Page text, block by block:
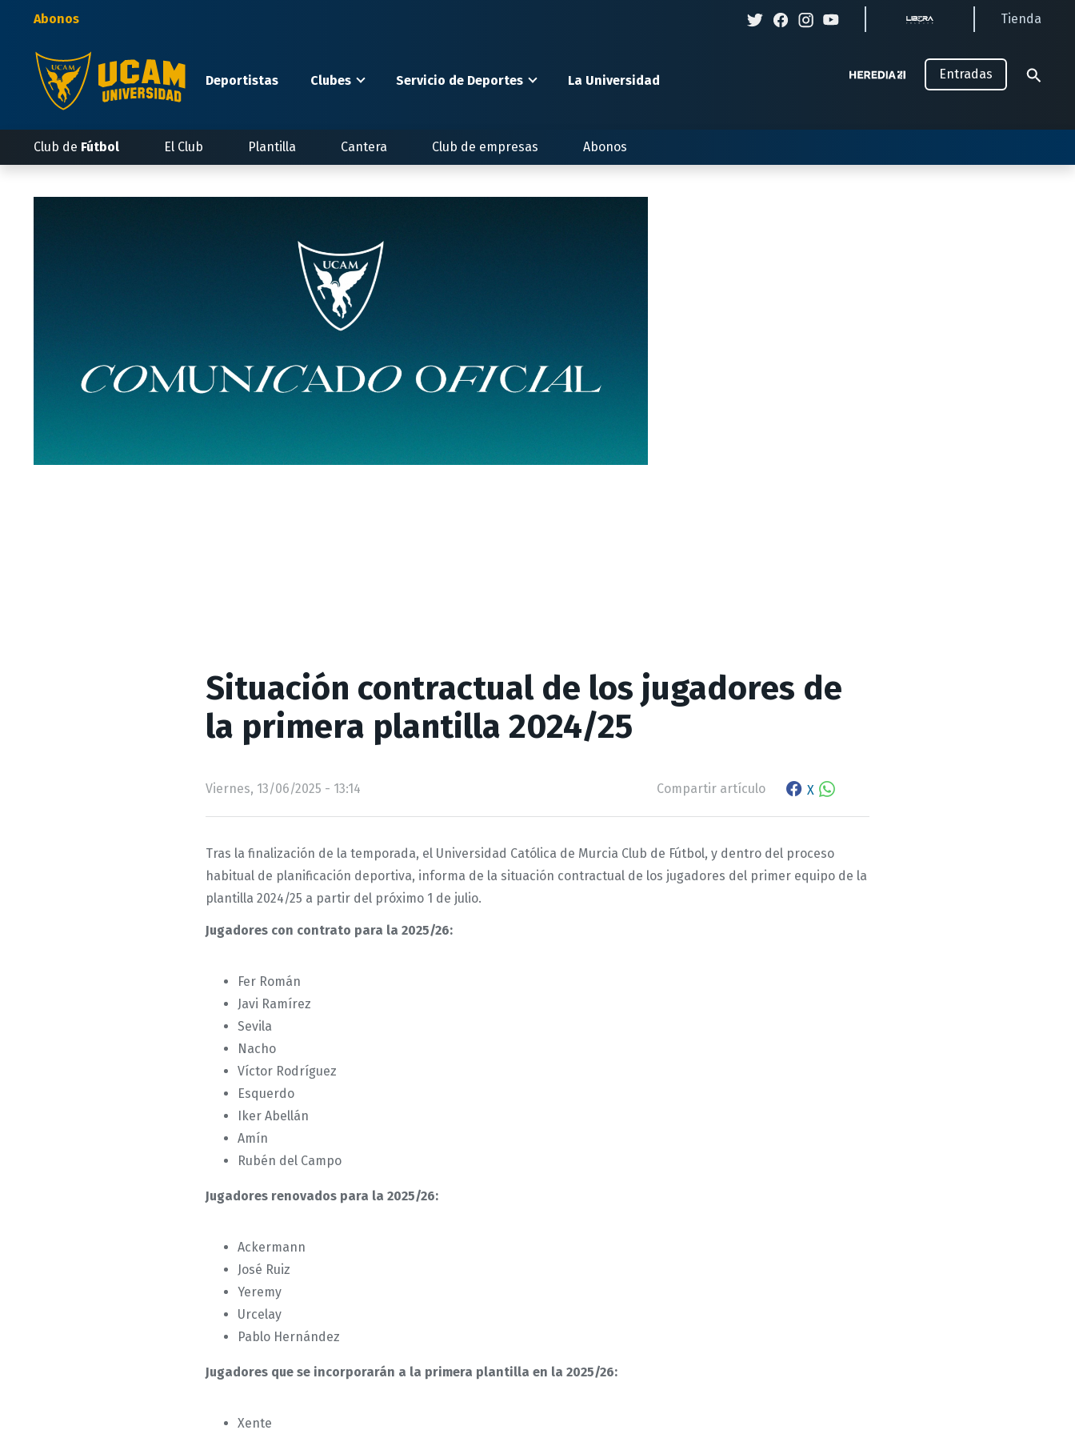
principal
Abonos Tienda
Deportistas Clubes Servicio de Deportes La Universidad Entradas
Club de Fútbol El Club Plantilla Cantera Club de empresas Abonos
Situación contractual de los jugadores de
la primera plantilla 2024/25
Viernes, 13/06/2025 - 13:14 Compartir artículo
Facebook share
X
Tras la finalización de la temporada, el Universidad Católica de Murcia Club de Fútbol, y dentro del proceso
habitual de planificación deportiva, informa de la situación contractual de los jugadores del primer equipo de la
plantilla 2024/25 a partir del próximo 1 de julio.
Jugadores con contrato para la 2025/26:
Fer Román
Javi Ramírez
Sevila
Nacho
Víctor Rodríguez
Esquerdo
Iker Abellán
Amín
Rubén del Campo
Jugadores renovados para la 2025/26:
Ackermann
José Ruiz
Yeremy
Urcelay
Pablo Hernández
Jugadores que se incorporarán a la primera plantilla en la 2025/26:
Xente